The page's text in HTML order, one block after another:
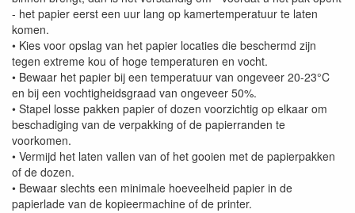
- het papier eerst een uur lang op kamertemperatuur te laten
komen.
• Kies voor opslag van het papier locaties die beschermd zijn
tegen extreme kou of hoge temperaturen en vocht.
• Bewaar het papier bij een temperatuur van ongeveer 20-23°C
en bij een vochtigheidsgraad van ongeveer 50%.
• Stapel losse pakken papier of dozen voorzichtig op elkaar om
beschadiging van de verpakking of de papierranden te
voorkomen.
• Vermijd het laten vallen van of het gooien met de papierpakken
of de dozen.
• Bewaar slechts een minimale hoeveelheid papier in de
papierlade van de kopieermachine of de printer.